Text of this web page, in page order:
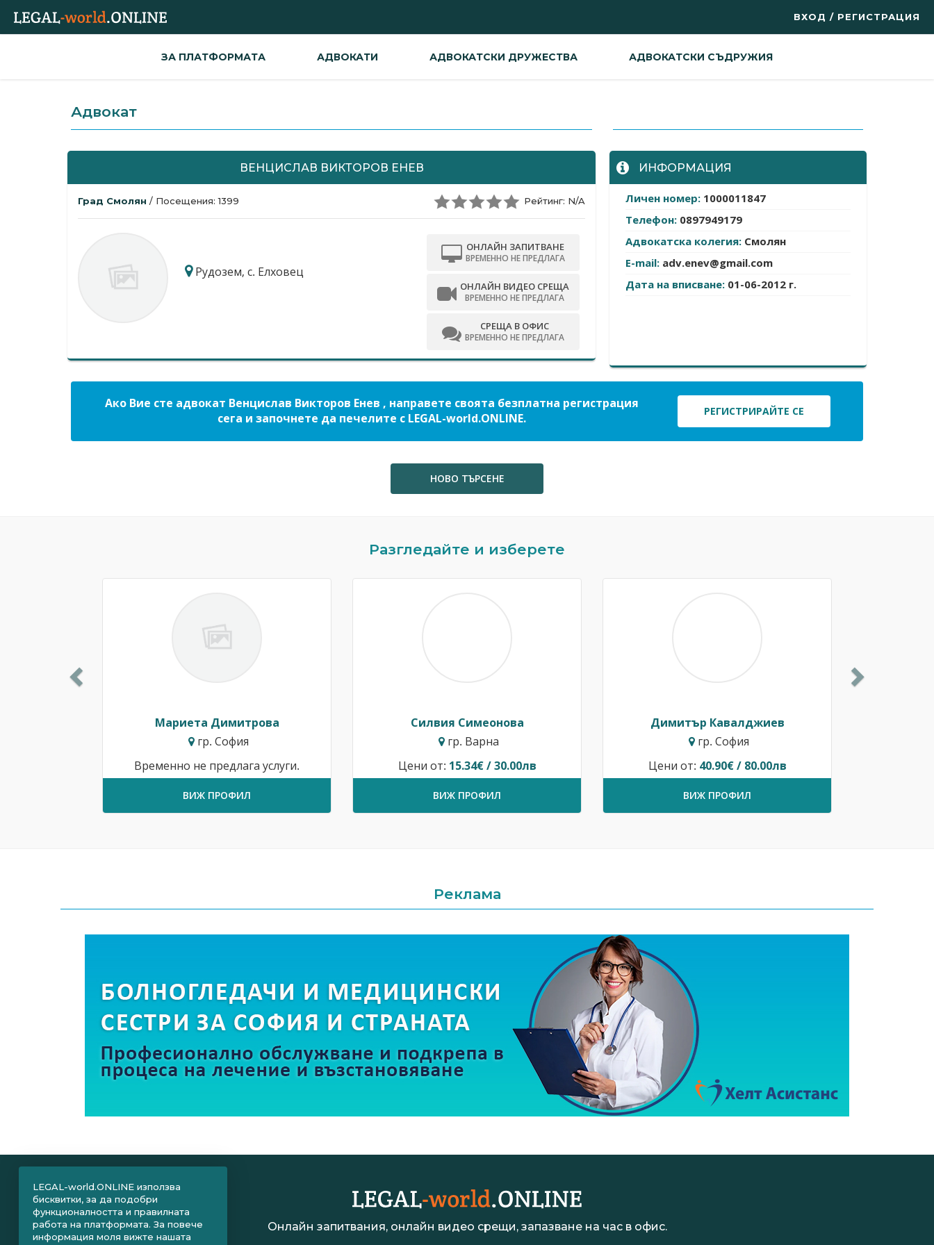
ВХОД / РЕГИСТРАЦИЯ
ЗА ПЛАТФОРМАТА АДВОКАТИ АДВОКАТСКИ ДРУЖЕСТВА АДВОКАТСКИ СЪДРУЖИЯ
Адвокат
ВЕНЦИСЛАВ ВИКТОРОВ ЕНЕВ
Град Смолян / Посещения: 1399 Рейтинг: N/A
Рудозем, с. Елховец
ОНЛАЙН ЗАПИТВАНЕ
ВРЕМЕННО НЕ ПРЕДЛАГА
ОНЛАЙН ВИДЕО СРЕЩА
ВРЕМЕННО НЕ ПРЕДЛАГА
СРЕЩА В ОФИС
ВРЕМЕННО НЕ ПРЕДЛАГА
ИНФОРМАЦИЯ
Личен номер: 1000011847
Телефон: 0897949179
Адвокатска колегия: Смолян
E-mail: adv.enev@gmail.com
Дата на вписване: 01-06-2012 г.
Ако Вие сте адвокат Венцислав Викторов Енев , направете своята безплатна регистрация
сега и започнете да печелите с LEGAL-world.ONLINE.
РЕГИСТРИРАЙТЕ СЕ
НОВО ТЪРСЕНЕ
Разгледайте и изберете
Мариета Димитрова
гр. София
Временно не предлага услуги.
ВИЖ ПРОФИЛ
Силвия Симеонова
гр. Варна
Цени от: 15.34€ / 30.00лв
ВИЖ ПРОФИЛ
Димитър Кавалджиев
гр. София
Цени от: 40.90€ / 80.00лв
ВИЖ ПРОФИЛ
Реклама
Онлайн запитвания, онлайн видео срещи, запазване на час в офис.
LEGAL-world.ONLINE използва
бисквитки, за да подобри
функционалността и правилната
работа на платформата. За повече
информация моля вижте нашата